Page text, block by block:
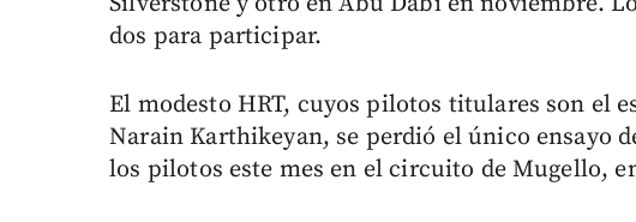
dos para participar.
El modesto HRT, cuyos pilotos titulares son el
Narain Karthikeyan, se perdió el único ensayo
los pilotos este mes en el circuito de Mugello,